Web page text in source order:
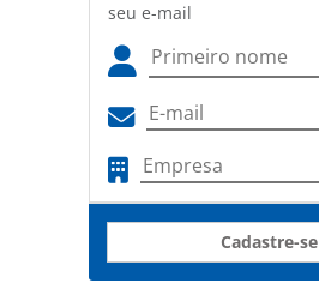
seu e-mail
Cadastre-se